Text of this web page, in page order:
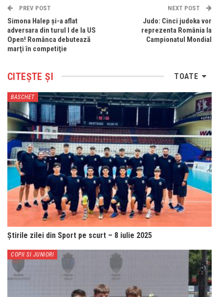
PREV POST
Simona Halep şi-a aflat
adversara din turul I de la US
Open! Românca debutează
marţi în competiţie
NEXT POST
Judo: Cinci judoka vor
reprezenta România la
Campionatul Mondial
TOATE
CITEȘTE ȘI
BASCHET
Știrile zilei din Sport pe scurt – 8 iulie 2025
COPII SI JUNIORI